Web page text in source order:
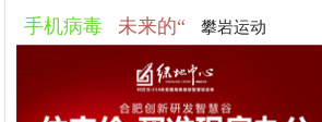
手机病毒 未来的“ 攀岩运动